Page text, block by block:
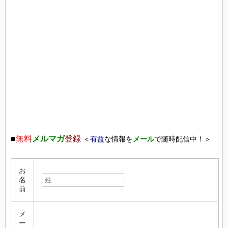
■無料メルマガ登録 ＜有益な情報を メールで随時配信中！＞
お
名
前
メ
ー